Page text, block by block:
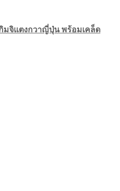
มจิแตงกวาญี่ปุ่น พร้อมเคล็ด